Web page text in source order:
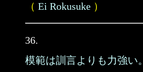
（ Ei Rokusuke ）
36.
模範は訓言よりも力強い。